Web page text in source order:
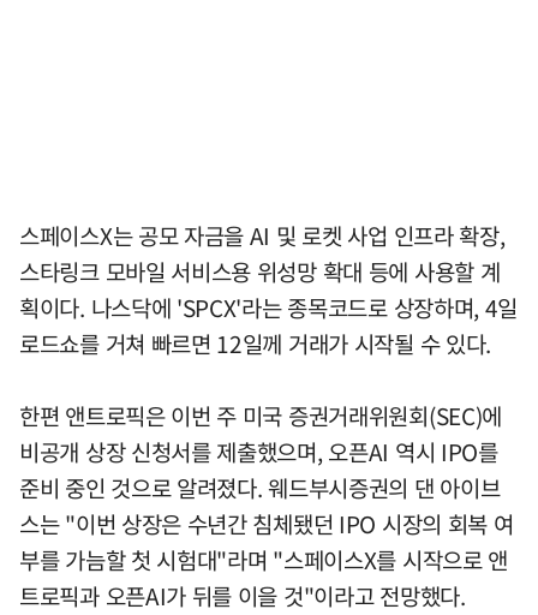
스페이스X는 공모 자금을 AI 및 로켓 사업 인프라 확장,
스타링크 모바일 서비스용 위성망 확대 등에 사용할 계
획이다. 나스닥에 'SPCX'라는 종목코드로 상장하며, 4일
로드쇼를 거쳐 빠르면 12일께 거래가 시작될 수 있다.
한편 앤트로픽은 이번 주 미국 증권거래위원회(SEC)에
비공개 상장 신청서를 제출했으며, 오픈AI 역시 IPO를
준비 중인 것으로 알려졌다. 웨드부시증권의 댄 아이브
스는 "이번 상장은 수년간 침체됐던 IPO 시장의 회복 여
부를 가늠할 첫 시험대"라며 "스페이스X를 시작으로 앤
트로픽과 오픈AI가 뒤를 이을 것"이라고 전망했다.